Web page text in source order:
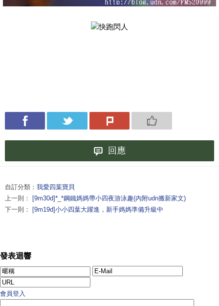
快跑閃人
回應
自訂分類： 我愛四葉寶貝
上一則：
[9m30d]*_*鋼鐵媽媽帶小四夜游泳趣(內附udn搬新家文)
下一則：
[9m19d]小小四葉大躍進，新手媽媽準備升級中
發表迴響
會員登入